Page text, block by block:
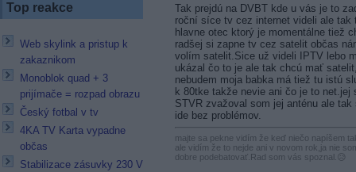
Top reakce
Web skylink a pristup k
zakaznikom
Monoblok quad + 3
prijímače = rozpad obrazu
Český fotbal v tv
4KA TV Karta vypadne
občas
Stabilizace zásuvky 230 V
Tak prejdú na DVBT kde u vás je to
roční síce tv cez internet videli ale
hlavne otec ktorý je momentálne tiež
radšej si zapne tv cez satelit občas
volím satelit.Sice už videli IPTV lebo
ukázal čo to je ale tak chcú mať
nebudem moja babka má tiež tu istú
k 80tke takže nevie ani čo je to
STVR zvažoval som jej anténu ale
ide bez problémov.
majte sa pekne vidím že keď niečo napíšem
ale vidím že to nejde ani v novom rok,ja nie
dobre podebatovať.Rad som vás spoznal.😥